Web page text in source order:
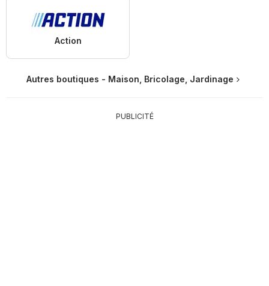
Action
Autres boutiques - Maison, Bricolage, Jardinage
PUBLICITÉ